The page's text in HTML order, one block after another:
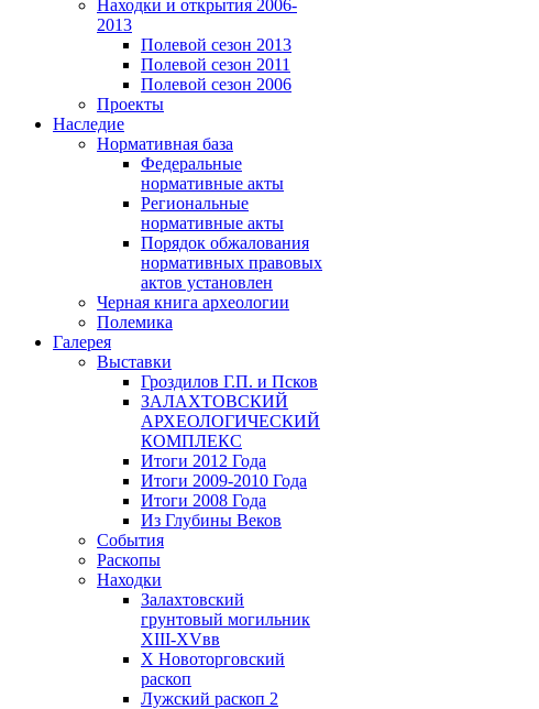
Находки и открытия 2006-
2013
Полевой сезон 2013
Полевой сезон 2011
Полевой сезон 2006
Проекты
Наследие
Нормативная база
Федеральные
нормативные акты
Региональные
нормативные акты
Порядок обжалования
нормативных правовых
актов установлен
Черная книга археологии
Полемика
Галерея
Выставки
Гроздилов Г.П. и Псков
ЗАЛАХТОВСКИЙ
АРХЕОЛОГИЧЕСКИЙ
КОМПЛЕКС
Итоги 2012 Года
Итоги 2009-2010 Года
Итоги 2008 Года
Из Глубины Веков
События
Раскопы
Находки
Залахтовский
грунтовый могильник
XIII-XVвв
X Новоторговский
раскоп
Лужский раскоп 2